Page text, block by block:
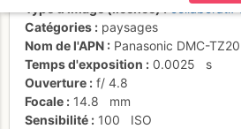
Catégories
paysages
Nom de l'APN
Panasonic DMC-TZ20
Temps d'exposition
0.0025
s
Ouverture
f/ 4.8
Focale
14.8
mm
Sensibilité
100
ISO